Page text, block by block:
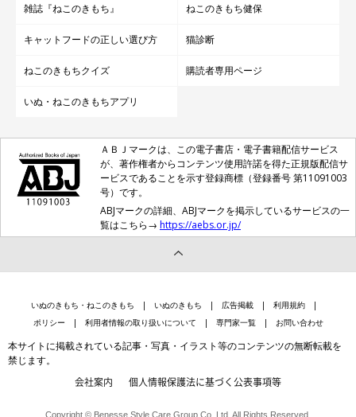
雑誌『ねこのきもち』 ねこのきもち健保
キャットフードの正しい選び方 猫診断
ねこのきもちクイズ 購読者専用ページ
いぬ・ねこのきもちアプリ
ＡＢＪマークは、この電子書店・電子書籍配信サービス
が、著作権者からコンテンツ使用許諾を得た正規版配信サ
ービスであることを示す登録商標（登録番号 第11091003
号）です。
ABJマークの詳細、ABJマークを掲示しているサービスの一
覧はこちら→ https://aebs.or.jp/
いぬのきもち・ねこのきもち いぬのきもち 広告掲載
利用規約
ポリシー
利用者情報の取り扱いについて 専門家一覧 お問い合わせ
本サイトに掲載されている記事・写真・イラスト等のコンテンツの無断転載を
禁じます。
会社案内 個人情報保護法に基づく公表事項等
Copyright © Benesse Style Care Group Co.,Ltd. All Rights Reserved.